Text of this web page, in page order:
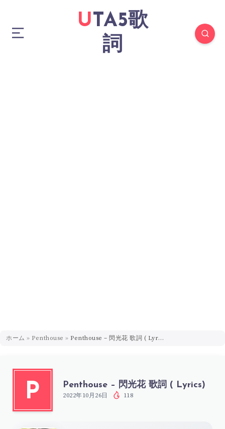
UTA5歌
詞
ホーム » Penthouse » Penthouse – 閃光花 歌詞 ( Lyrics)
P Penthouse – 閃光花 歌詞 ( Lyrics)
2022年10月26日 118